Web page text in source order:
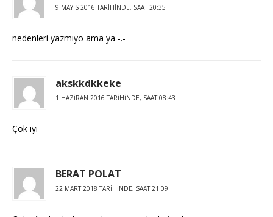
9 MAYIS 2016 TARIHINDE, SAAT 20:35
nedenleri yazmıyo ama ya -.-
akskkdkkeke
1 HAZIRAN 2016 TARIHINDE, SAAT 08:43
Çok iyi
BERAT POLAT
22 MART 2018 TARIHINDE, SAAT 21:09